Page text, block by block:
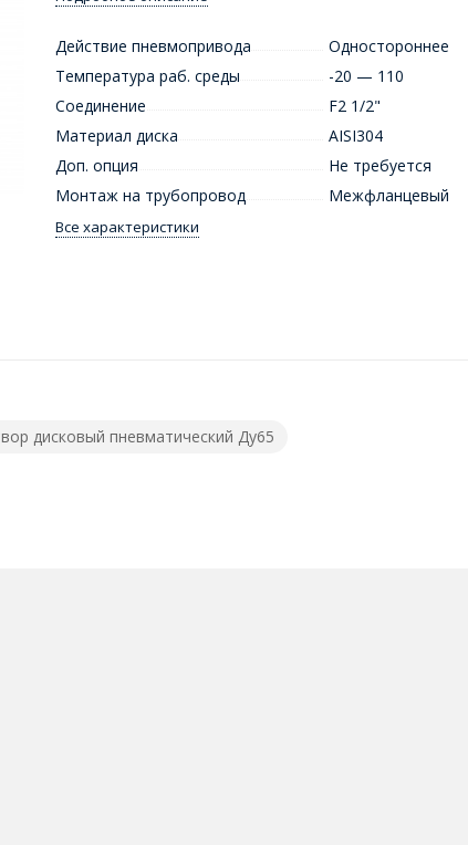
Действие пневмопривода
Одностороннее
Температура раб. среды
-20 — 110
Соединение
F2 1/2"
Материал диска
AISI304
Доп. опция
Не требуется
Монтаж на трубопровод
Межфланцевый
Все характеристики
дисковый пневматический Ду65